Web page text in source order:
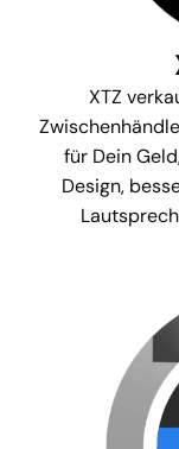
XTZ
für Dein
Design,